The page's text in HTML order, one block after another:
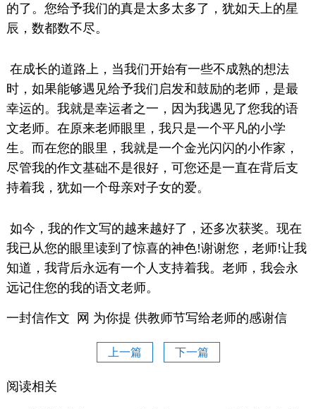
的了。您给予我们的真是太多太多了，犹如天上的星
辰，数都数不尽。
在成长的道路上，当我们开始有一些不成熟的想法
时，如果能够遇见给予我们启发和鼓励的老师，是最
幸运的。我就是幸运者之一，因为我遇见了您我的语
文老师。在原来老师眼里，我只是一个平凡的小学
生。而在您的眼里，我就是一个金光闪闪的小作家，
尽管我的作文基础不是很好，可您还是一直在背后支
持着我，犹如一个母亲对子女的爱。
如今，我的作文写的越来越好了，还多次获奖。现在
我已从您的眼里读到了惊喜的神色!谢谢您，老师!让我
知道，我背后永远有一个人支持着我。老师，我会永
远记住您的我的语文老师。
一封信作文 网 为你提 供教师节写给老师的感谢信
上一篇 下一篇
阅读相关